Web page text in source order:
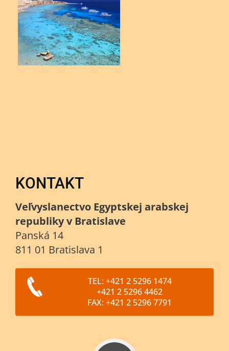
KONTAKT
Veľvyslanectvo Egyptskej arabskej
republiky v Bratislave
Panská 14
811 01 Bratislava 1
TEL: +421 2 5296 1474
+421 2 5296 4462
FAX: +421 2 5296 7791